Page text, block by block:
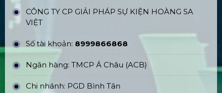
CÔNG TY CP GIẢI PHÁP SỰ KIỆN HOÀNG SA
VIỆT
Số tài khoản: 8999866868
Ngân hàng: TMCP Á Châu (ACB)
Chi nhánh: PGD Bình Tân